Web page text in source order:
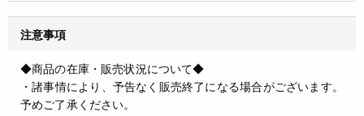
注意事項
◆商品の在庫・販売状況について◆
・諸事情により、予告なく販売終了になる場合がございます。
予めご了承ください。